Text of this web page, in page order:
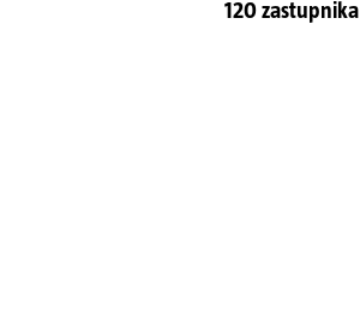
120 zastupnika